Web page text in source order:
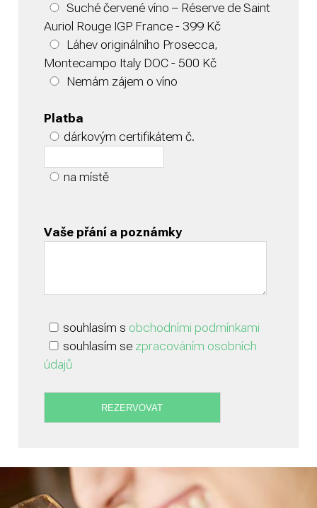
Suché červené víno – Réserve de Saint
Auriol Rouge IGP France - 399 Kč
Láhev originálního Prosecca,
Montecampo Italy DOC - 500 Kč
Nemám zájem o víno
Platba
dárkovým certifikátem č.
na místě
Vaše přání a poznámky
souhlasím s obchodními podmínkami
souhlasím se zpracováním osobních
údajů